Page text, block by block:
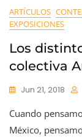
ARTÍCULOS
EXPOSICIONES
Los
colectiva
Jun 21, 2018
Cuando
México,